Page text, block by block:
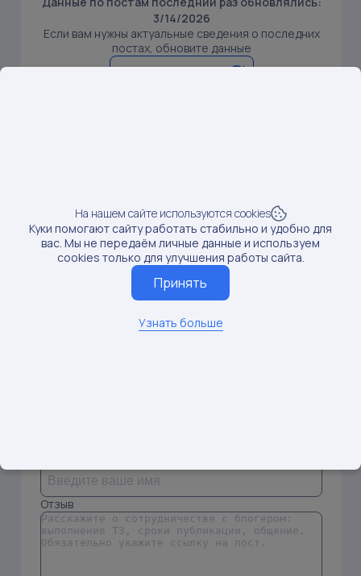
3/14/2026
Если вам нужны актуальные сведения о последних
постах, обновите данные
Обновить данные
Продажи:
0 шт
Рост продаж:
0%
SKU: 275576331
Доход от блогера:
0 руб.
Отзыв
На нашем сайте используются cookies
Куки помогают сайту работать стабильно и удобно для
вас. Мы не передаём личные данные и используем
cookies только для улучшения работы сайта.
Принять
Узнать больше